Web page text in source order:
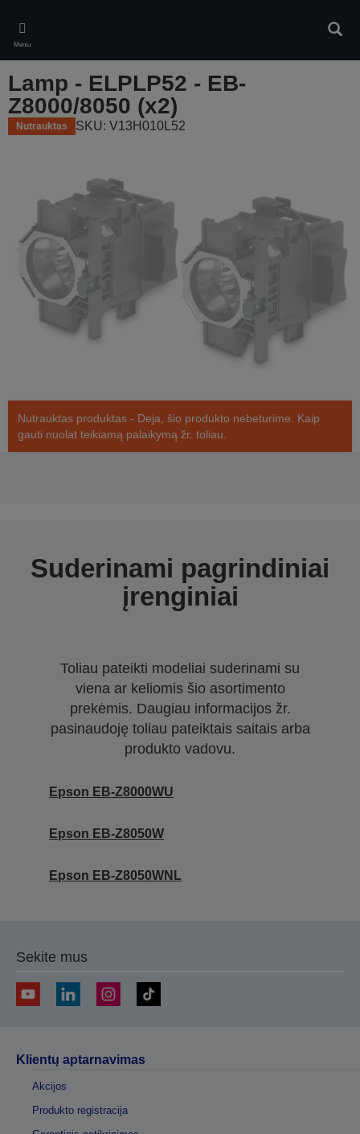
main
content
Meniu
Lamp - ELPLP52 - EB-
Z8000/8050 (x2)
Nutrauktas SKU: V13H010L52
Nutrauktas produktas - Deja, šio produkto nebeturime. Kaip
gauti nuolat teikiamą palaikymą žr. toliau.
Suderinami pagrindiniai
įrenginiai
Toliau pateikti modeliai suderinami su
viena ar keliomis šio asortimento
prekėmis. Daugiau informacijos žr.
pasinaudoję toliau pateiktais saitais arba
produkto vadovu.
Epson EB-Z8000WU
Epson EB-Z8050W
Epson EB-Z8050WNL
Sekite mus
Klientų aptarnavimas
Akcijos
Produkto registracija